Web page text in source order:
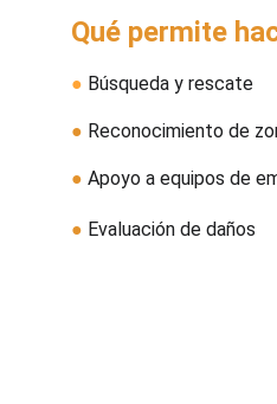
Qué permite
● Búsqueda y rescate
● Evaluación de daños
● Reconocimiento de
● Apoyo a equipos de